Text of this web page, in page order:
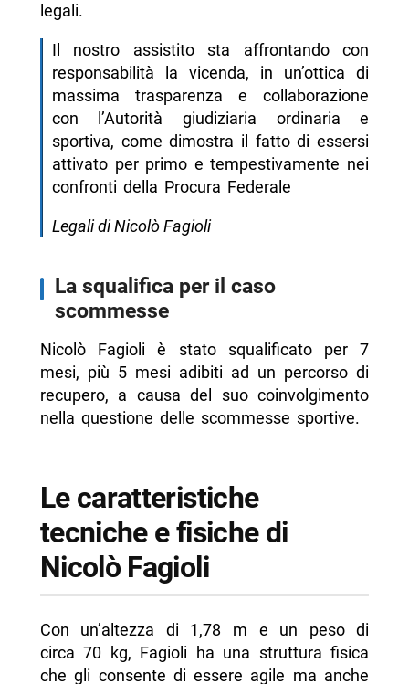
legali.
Il nostro assistito sta affrontando con
responsabilità la vicenda, in un’ottica di
massima trasparenza e collaborazione
con l’Autorità giudiziaria ordinaria e
sportiva, come dimostra il fatto di essersi
attivato per primo e tempestivamente nei
confronti della Procura Federale
Legali di Nicolò Fagioli
La squalifica per il caso
scommesse
Nicolò Fagioli è stato squalificato per 7
mesi, più 5 mesi adibiti ad un percorso di
recupero, a causa del suo coinvolgimento
nella questione delle scommesse sportive.
Le caratteristiche
tecniche e fisiche di
Nicolò Fagioli
Con un’altezza di 1,78 m e un peso di
circa 70 kg, Fagioli ha una struttura fisica
che gli consente di essere agile ma anche